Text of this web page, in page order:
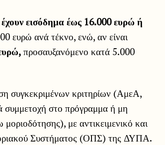
έχουν εισόδημα έως 16.000 ευρώ ή
ευρώ ανά τέκνο, ενώ, αν είναι
προσαυξανόμενο κατά 5.000
συγκεκριμένων κριτηρίων (ΑμεΑ,
συμμετοχή στο πρόγραμμα ή μη
με αντικειμενικό και
Συστήματος (ΟΠΣ) της ΔΥΠΑ.